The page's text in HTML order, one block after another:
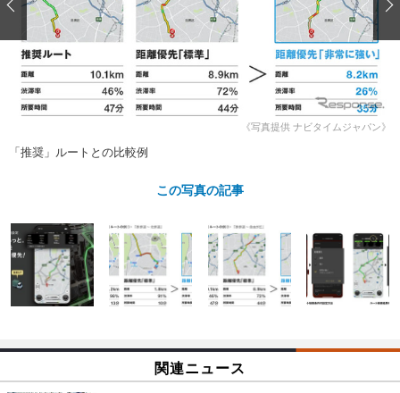
ショップレポート 愛車 File
自動車豆知識 ストップ！不具合修理＆粗悪修理
鈑金・塗装
ディテイリング
ディテイリング 洗車
ヘッドライト磨き コーティング
鈑金・塗装
小キズ直し 防錆
特集記事
カーメーカー「旧車」関連プロジェ
ェクト
インタビュー
イベント告知 イベントレポート
《写真提供 ナビタイムジャパン》
「推奨」ルートとの比較例
この写真の記事
関連ニュース